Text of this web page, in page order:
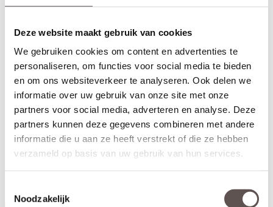
Deze website maakt gebruik van cookies
We gebruiken cookies om content en advertenties te
personaliseren, om functies voor social media te bieden
en om ons websiteverkeer te analyseren. Ook delen we
informatie over uw gebruik van onze site met onze
partners voor social media, adverteren en analyse. Deze
partners kunnen deze gegevens combineren met andere
informatie die u aan ze heeft verstrekt of die ze hebben
verzameld op basis van uw gebruik van hun services.
Noodzakelijk
+ 3-puntssluiting model sleutelbediend
+ Veilig SKG*** deurbeslag met PC maat 72